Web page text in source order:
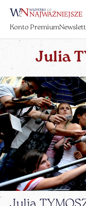
Konto Premium
Julia